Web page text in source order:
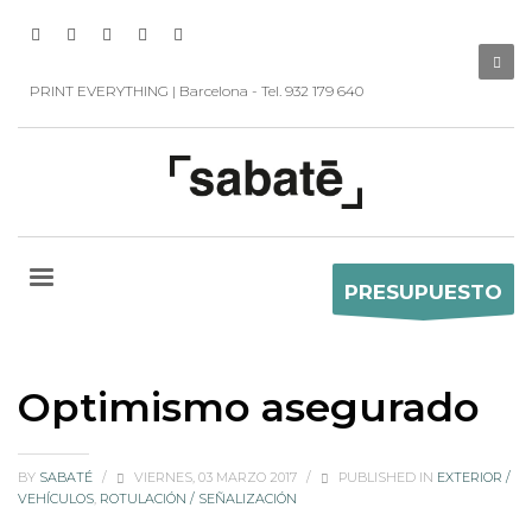
PRINT EVERYTHING | Barcelona - Tel. 932 179 640
PRESUPUESTO
Optimismo asegurado
BY SABATÉ / VIERNES, 03 MARZO 2017 / PUBLISHED IN EXTERIOR /
VEHÍCULOS, ROTULACIÓN / SEÑALIZACIÓN